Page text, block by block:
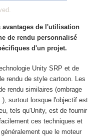
avantages de l'utilisation
de rendu personnalisé
d'un projet.
Unity SRP et de
rendu de style cartoon. Les
rendu similaires (ombrage
surtout lorsque l'objectif est
tels qu'Unity, est de fournir
ces techniques et
que le moteur